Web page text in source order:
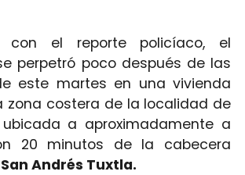
con el reporte policíaco, el
perpetró poco después de las
este martes en una vivienda
zona costera de la localidad de
a aproximadamente a
20 minutos de la cabecera
San Andrés Tuxtla.